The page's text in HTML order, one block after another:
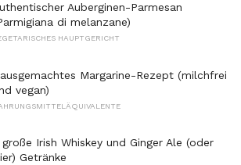
Auberginen-Parmesan
di melanzane)
HAUPTGERICHT
Margarine-Rezept (milchfrei
vegan)
Irish Whiskey und Ginger Ale (oder
Getränke